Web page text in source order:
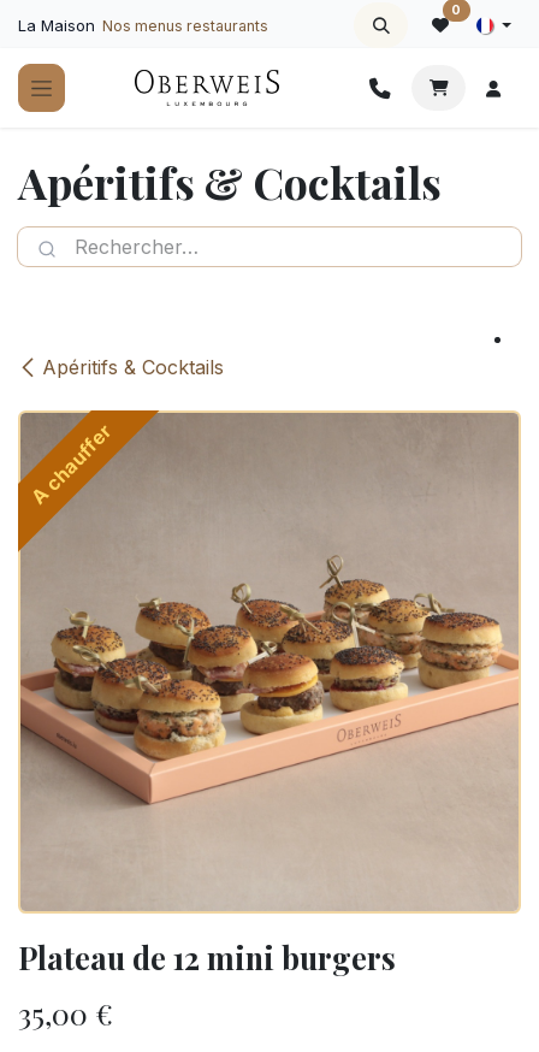
La Maison Nos menus restaurants
0
Apéritifs & Cocktails
Apéritifs & Cocktails
A chauffer
Plateau de 12 mini burgers
35,00 €